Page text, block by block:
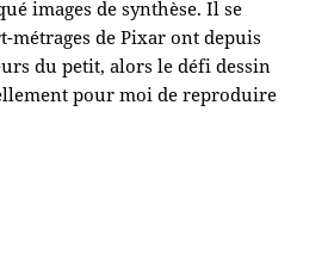
images de synthèse. Il se
métrages de Pixar ont depuis
du petit, alors le défi dessin
pour moi de reproduire